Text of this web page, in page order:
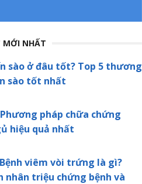
MỚI NHẤT
sào ở đâu tốt? Top 5 thương
sào tốt nhất
pháp chữa chứng
hiệu quả nhất
Bệnh viêm vòi trứng là gì?
nhân triệu chứng bệnh và